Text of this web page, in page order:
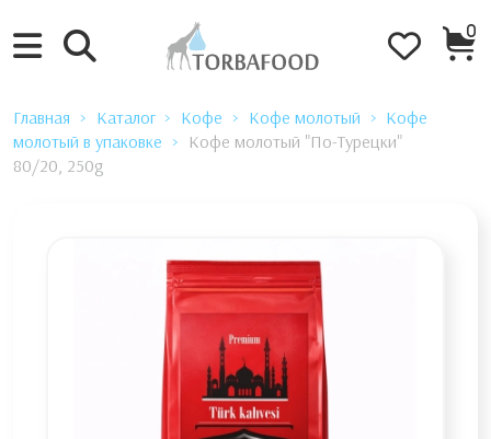
0
Главная Каталог Кофе Кофе молотый
Кофе
молотый в упаковке
Кофе молотый "По-Турецки"
80/20, 250g